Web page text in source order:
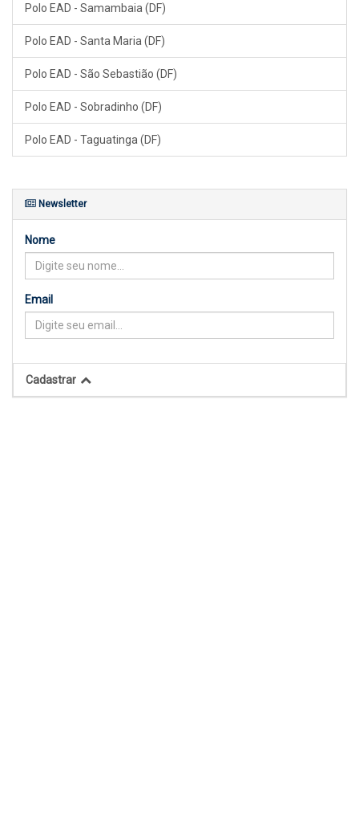
Polo EAD - Samambaia (DF)
Polo EAD - Santa Maria (DF)
Polo EAD - São Sebastião (DF)
Polo EAD - Sobradinho (DF)
Polo EAD - Taguatinga (DF)
Newsletter
Nome
Email
Cadastrar